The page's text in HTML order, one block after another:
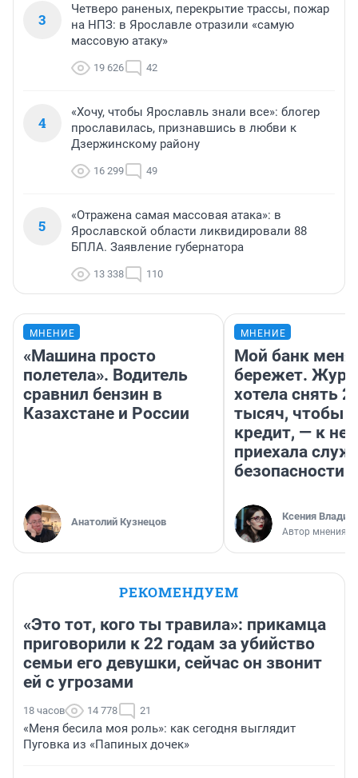
3
Четверо раненых, перекрытие трассы, пожар
на НПЗ: в Ярославле отразили «самую
массовую атаку»
19 626 42
4
«Хочу, чтобы Ярославль знали все»: блогер
прославилась, признавшись в любви к
Дзержинскому району
16 299 49
5
«Отражена самая массовая атака»: в
Ярославской области ликвидировали 88
БПЛА. Заявление губернатора
13 338 110
МНЕНИЕ
«Машина просто
полетела». Водитель
сравнил бензин в
Казахстане и России
Анатолий Кузнецов
МНЕНИЕ
Мой банк меня
бережет.
хотела снять
тысяч, чтобы
кредит, — к
приехала
безопасности
Ксения
Автор мнения
РЕКОМЕНДУЕМ
«Это тот, кого ты травила»: прикамца
приговорили к 22 годам за убийство
семьи его девушки, сейчас он звонит
ей с угрозами
18 часов 14 778 21
«Меня бесила моя роль»: как сегодня выглядит
Пуговка из «Папиных дочек»